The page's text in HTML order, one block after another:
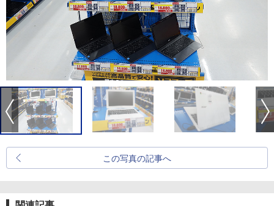
この写真の記事へ